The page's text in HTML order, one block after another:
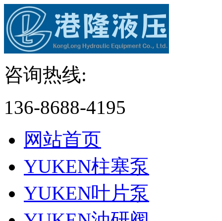
咨询热线:
136-8688-4195
网站首页
YUKEN柱塞泵
YUKEN叶片泵